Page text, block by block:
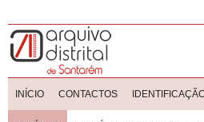
INÍCIO CONTACTOS